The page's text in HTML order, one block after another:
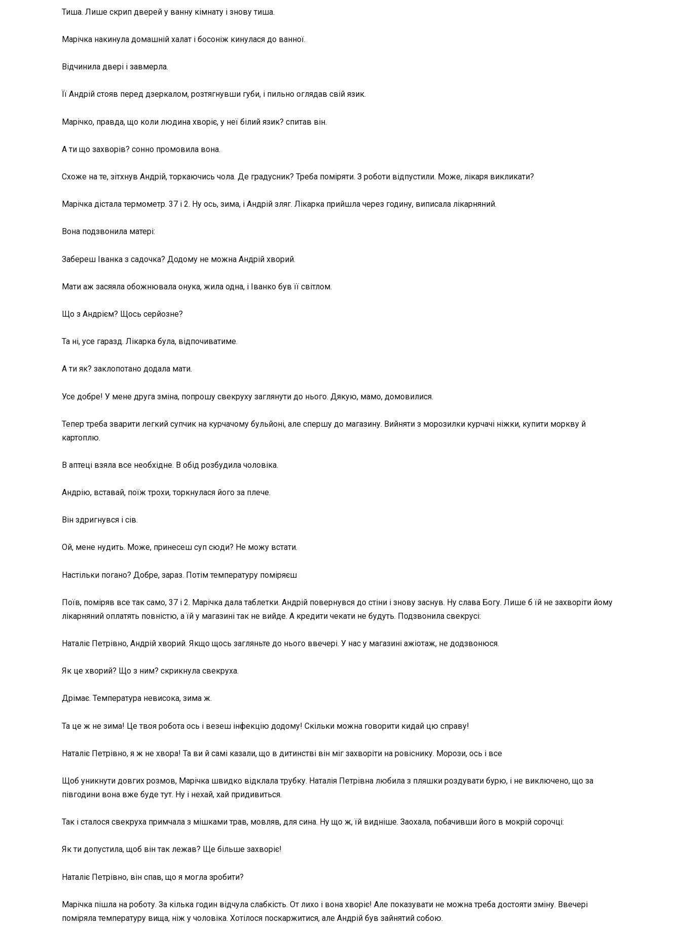
Тиша. Лише скрип дверей у ванну кімнату і знову тиша.
Марічка накинула домашній халат і босоніж кинулася до ванної.
Відчинила двері і завмерла.
Її Андрій стояв перед дзеркалом, розтягнувши губи, і пильно оглядав свій язик.
Марічко, правда, що коли людина хворіє, у неї білий язик? спитав він.
А ти що захворів? сонно промовила вона.
Схоже на те, зітхнув Андрій, торкаючись чола. Де градусник? Треба поміряти. З роботи відпустили. Може, лікаря викликати?
Марічка дістала термометр. 37 і 2. Ну ось, зима, і Андрій зляг. Лікарка прийшла через годину, виписала лікарняний.
Вона подзвонила матері:
Забереш Іванка з садочка? Додому не можна Андрій хворий.
Мати аж засяяла обожнювала онука, жила одна, і Іванко був її світлом.
Що з Андрієм? Щось серйозне?
Та ні, усе гаразд. Лікарка була, відпочиватиме.
А ти як? заклопотано додала мати.
Усе добре! У мене друга зміна, попрошу свекруху заглянути до нього. Дякую, мамо, домовилися.
Тепер треба зварити легкий супчик на курчачому бульйоні, але спершу до магазину. Вийняти з морозилки курчачі ніжки, купити моркву й
картоплю.
В аптеці взяла все необхідне. В обід розбудила чоловіка.
Андрію, вставай, поїж трохи, торкнулася його за плече.
Він здригнувся і сів.
Ой, мене нудить. Може, принесеш суп сюди? Не можу встати.
Настільки погано? Добре, зараз. Потім температуру поміряєш
Поїв, поміряв все так само, 37 і 2. Марічка дала таблетки. Андрій повернувся до стіни і знову заснув. Ну слава Богу. Лише б їй не захворіти йому
лікарняний оплатять повністю, а їй у магазині так не вийде. А кредити чекати не будуть. Подзвонила свекрусі:
Наталіє Петрівно, Андрій хворий. Якщо щось загляньте до нього ввечері. У нас у магазині ажіотаж, не додзвонюся.
Як це хворий? Що з ним? скрикнула свекруха.
Дрімає. Температура невисока, зима ж.
Та це ж не зима! Це твоя робота ось і везеш інфекцію додому! Скільки можна говорити кидай цю справу!
Наталіє Петрівно, я ж не хвора! Та ви й самі казали, що в дитинстві він міг захворіти на ровіснику. Морози, ось і все
Щоб уникнути довгих розмов, Марічка швидко відклала трубку. Наталія Петрівна любила з пляшки роздувати бурю, і не виключено, що за
півгодини вона вже буде тут. Ну і нехай, хай придивиться.
Так і сталося свекруха примчала з мішками трав, мовляв, для сина. Ну що ж, їй видніше. Заохала, побачивши його в мокрій сорочці:
Як ти допустила, щоб він так лежав? Ще більше захворіє!
Наталіє Петрівно, він спав, що я могла зробити?
Марічка пішла на роботу. За кілька годин відчула слабкість. От лихо і вона хворіє! Але показувати не можна треба достояти зміну. Ввечері
поміряла температуру вища, ніж у чоловіка. Хотілося поскаржитися, але Андрій був зайнятий собою.